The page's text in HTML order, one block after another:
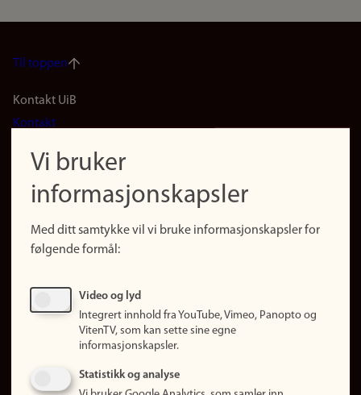
Til toppen
Footer
(no)
Kontakt UiB
Kontakt
Finn forsker
Presse
Finn studier
Ledige stillinger
Vi bruker
informasjonskapsler
Med ditt samtykke vil vi bruke informasjonskapsler for
følgende formål:
Video og lyd
Integrert innhold fra YouTube, Vimeo, Panopto og
VitenTV, som kan sette sine egne
informasjonskapsler.
Statistikk og analyse